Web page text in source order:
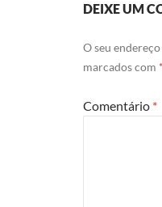
DEIXE UM
O seu
marcados com *
Comentário *